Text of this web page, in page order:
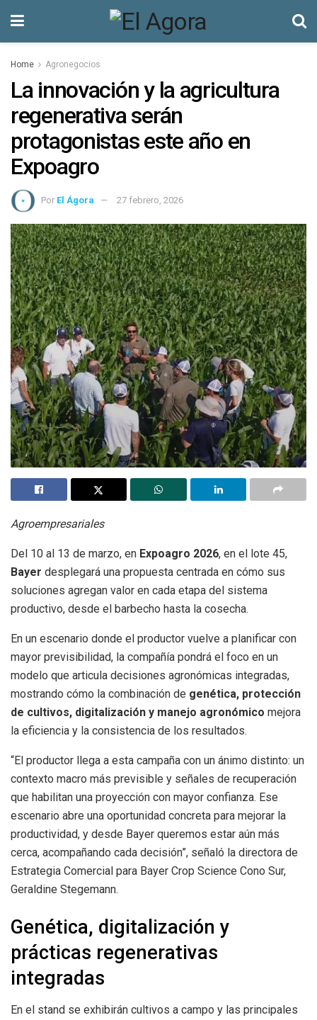
Home Agronegocios
La innovación y la agricultura
regenerativa serán
protagonistas este año en
Expoagro
Por El Ágora 27 febrero, 2026
Agroempresariales
Del 10 al 13 de marzo, en Expoagro 2026, en el lote 45,
Bayer desplegará una propuesta centrada en cómo sus
soluciones agregan valor en cada etapa del sistema
productivo, desde el barbecho hasta la cosecha.
En un escenario donde el productor vuelve a planificar con
mayor previsibilidad, la compañía pondrá el foco en un
modelo que articula decisiones agronómicas integradas,
mostrando cómo la combinación de genética, protección
de cultivos, digitalización y manejo agronómico mejora
la eficiencia y la consistencia de los resultados.
“El productor llega a esta campaña con un ánimo distinto: un
contexto macro más previsible y señales de recuperación
que habilitan una proyección con mayor confianza. Ese
escenario abre una oportunidad concreta para mejorar la
productividad, y desde Bayer queremos estar aún más
cerca, acompañando cada decisión”, señaló la directora de
Estrategia Comercial para Bayer Crop Science Cono Sur,
Geraldine Stegemann.
Genética, digitalización y
prácticas regenerativas
integradas
En el stand se exhibirán cultivos a campo y las principales